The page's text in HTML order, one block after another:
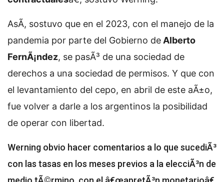
AsÃ­, sostuvo que en el 2023, con el manejo de la
pandemia por parte del Gobierno deAlberto
FernÃ¡ndez, se pasÃ³ de una sociedad de
derechos a una sociedad de permisos. Y que con
el levantamiento del cepo, en abril de este aÃ±o,
fue volver a darle a los argentinos la posibilidad
de operar con libertad.
Werning obvio hacer comentarios a lo que sucediÃ³
con las tasas en los meses previos a la elecciÃ³n de